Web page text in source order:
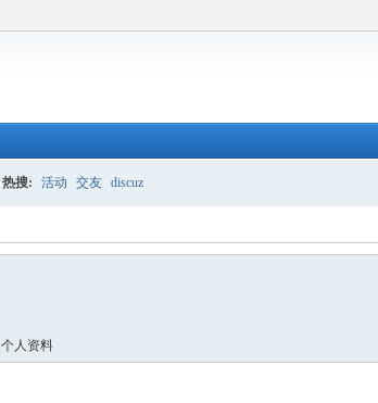
热搜: 活动 交友 discuz
个人资料